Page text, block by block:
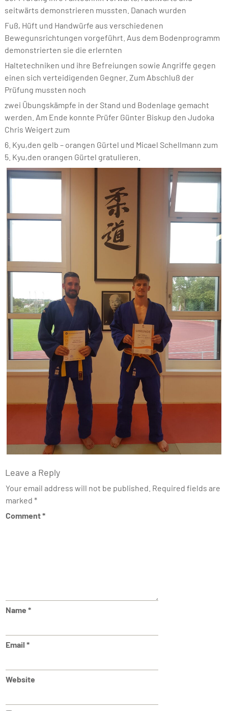
seitwärts demonstrieren mussten. Danach wurden
Fuß, Hüft und Handwürfe aus verschiedenen
Bewegunsrichtungen vorgeführt. Aus dem Bodenprogramm
demonstrierten sie die erlernten
Haltetechniken und ihre Befreiungen sowie Angriffe gegen
einen sich verteidigenden Gegner. Zum Abschluß der
Prüfung mussten noch
zwei Übungskämpfe in der Stand und Bodenlage gemacht
werden. Am Ende konnte Prüfer Günter Biskup den Judoka
Chris Weigert zum
6. Kyu,den gelb – orangen Gürtel und Micael Schellmann zum
5. Kyu,den orangen Gürtel gratulieren.
Leave a Reply
Your email address will not be published. Required fields are
marked *
Comment*
Name *
Email *
Website